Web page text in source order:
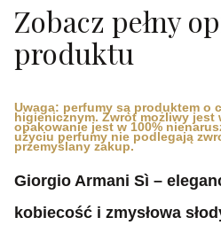
Zobacz pełny
produktu
Uwaga: perfumy są produktem o
higienicznym. Zwrot możliwy jest
opakowanie jest w 100%
użyciu perfumy nie podlegają
przemyślany zakup.
Giorgio Armani Sì –
kobiecość i zmysłowa